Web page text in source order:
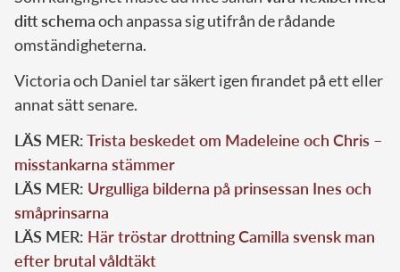
ditt schemaoch anpassa sig utifrån de rådande
omständigheterna.
Victoria och Daniel tar säkert igen firandet på ett eller
annat sätt senare.
LÄS MER:Trista beskedet om Madeleine och Chris –
misstankarna stämmer
LÄS MER: Urgulliga bilderna på prinsessan Ines och
småprinsarna
LÄS MER: Här tröstar drottning Camilla svensk man
efter brutal våldtäkt